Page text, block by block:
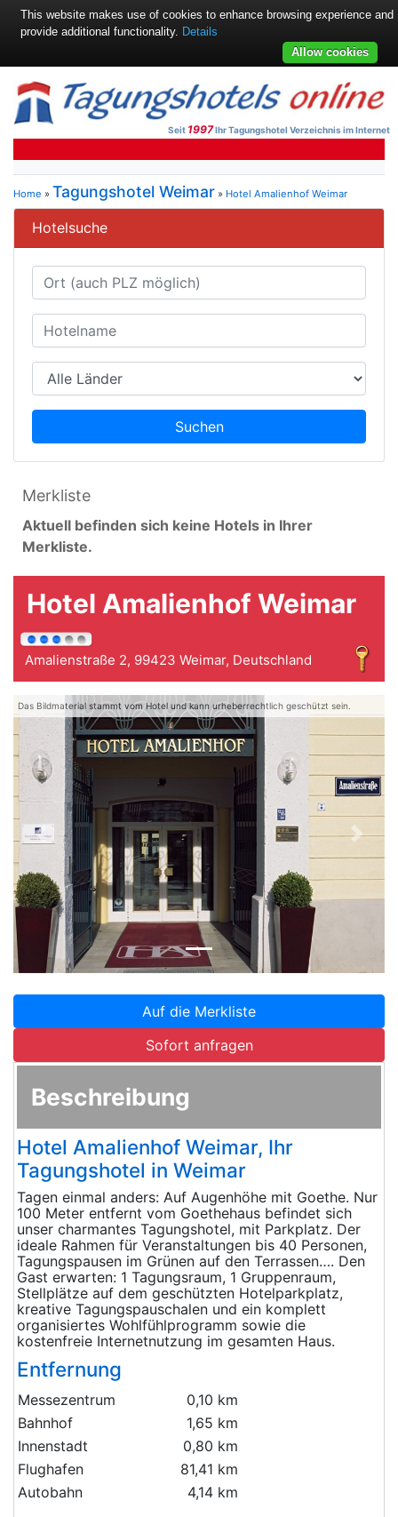
Seit 1997Ihr Tagungshotel Verzeichnis im Internet
Home » Tagungshotel Weimar » Hotel Amalienhof Weimar
Hotelsuche
Suchen
Merkliste
Aktuell befinden sich keine Hotels in Ihrer
Merkliste.
Hotel Amalienhof Weimar
Amalienstraße 2, 99423 Weimar, Deutschland
Das Bildmaterial stammt vom Hotel und kann urheberrechtlich geschützt sein.
Zurück
Auf die Merkliste
Sofort anfragen
Beschreibung
Hotel Amalienhof Weimar, Ihr
Tagungshotel in Weimar
Tagen einmal anders: Auf Augenhöhe mit Goethe. Nur
100 Meter entfernt vom Goethehaus befindet sich
unser charmantes Tagungshotel, mit Parkplatz. Der
ideale Rahmen für Veranstaltungen bis 40 Personen,
Tagungspausen im Grünen auf den Terrassen…. Den
Gast erwarten: 1 Tagungsraum, 1 Gruppenraum,
Stellplätze auf dem geschützten Hotelparkplatz,
kreative Tagungspauschalen und ein komplett
organisiertes Wohlfühlprogramm sowie die
kostenfreie Internetnutzung im gesamten Haus.
Entfernung
Messezentrum
0,10 km
Bahnhof
1,65 km
Innenstadt
0,80 km
Flughafen
81,41 km
Autobahn
4,14 km
This website makes use of cookies to enhance browsing experience and
provide additional functionality. Details
Allow cookies